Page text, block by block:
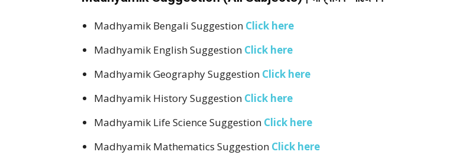
Madhyamik Bengali Suggestion Click here
Madhyamik English Suggestion Click here
Madhyamik Geography Suggestion Click here
Madhyamik History Suggestion Click here
Madhyamik Life Science Suggestion Click here
Madhyamik Mathematics Suggestion Click here